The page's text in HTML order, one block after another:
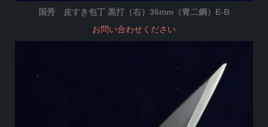
国秀 皮すき包丁 黒打（右）36mm（青二鋼）E-B
お問い合わせください